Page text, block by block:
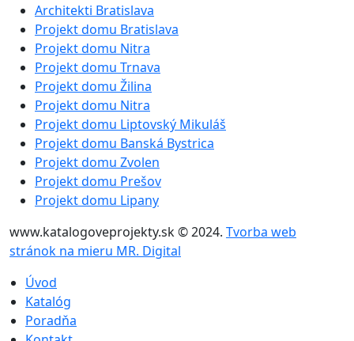
Architekti Bratislava
Projekt domu Bratislava
Projekt domu Nitra
Projekt domu Trnava
Projekt domu Žilina
Projekt domu Nitra
Projekt domu Liptovský Mikuláš
Projekt domu Banská Bystrica
Projekt domu Zvolen
Projekt domu Prešov
Projekt domu Lipany
www.katalogoveprojekty.sk © 2024. Tvorba web
stránok na mieru MR. Digital
Úvod
Katalóg
Poradňa